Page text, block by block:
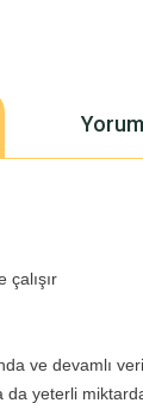
çalışır
ve devamlı
yeterli